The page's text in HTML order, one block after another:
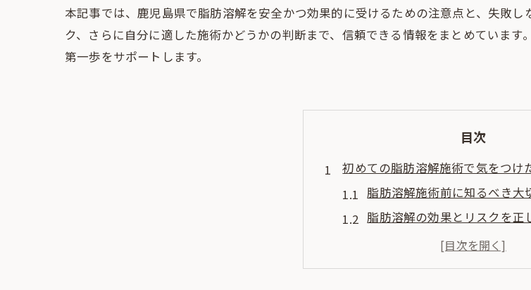
本記事では、鹿児島県で脂肪溶解を安全かつ効果的に受けるための注意点と、失敗
ク、さらに自分に適した施術かどうかの判断まで、信頼できる情報をまとめていま
第一歩をサポートします。
目次
初めての脂肪溶解施術で気をつけ
脂肪溶解施術前に知るべき大
脂肪溶解の効果とリスクを正
脂肪溶解で避けたい失敗例と
脂肪溶解注射の口コミから学